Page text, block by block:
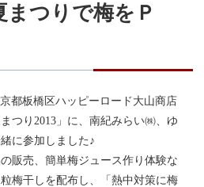
つりで梅をＰ
都板橋区ハッピーロード大山商店
つり2013」に、南紀みらい㈱、ゆ
に参加しました♪
販売、簡単梅ジュース作り体験な
梅干しを配布し、「熱中対策に梅